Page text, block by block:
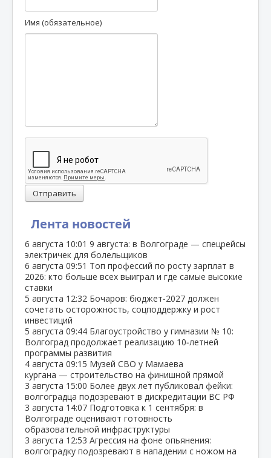
Лента новостей
6 августа 10:01 9 августа: в Волгограде — спецрейсы
электричек для болельщиков
6 августа 09:51 Топ профессий по росту зарплат в
2026: кто больше всех выиграл и где самые высокие
ставки
5 августа 12:32 Бочаров: бюджет‑2027 должен
сочетать осторожность, соцподдержку и рост
инвестиций
5 августа 09:44 Благоустройство у гимназии № 10:
Волгоград продолжает реализацию 10‑летней
программы развития
4 августа 09:15 Музей СВО у Мамаева
кургана — строительство на финишной прямой
3 августа 15:00 Более двух лет публиковал фейки:
волгоградца подозревают в дискредитации ВС РФ
3 августа 14:07 Подготовка к 1 сентября: в
Волгограде оценивают готовность
образовательной инфраструктуры
3 августа 12:53 Агрессия на фоне опьянения:
волгоградку подозревают в нападении с ножом на
Имя (обязательное)
Отправить